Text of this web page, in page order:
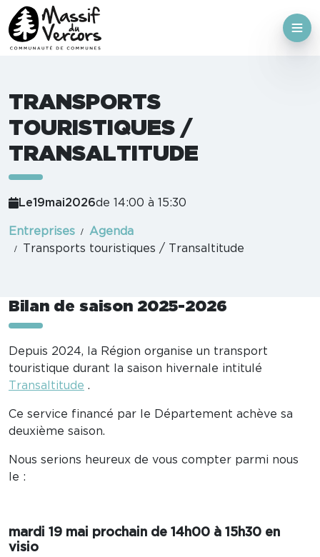
TRANSPORTS
TOURISTIQUES /
TRANSALTITUDE
Le19mai2026de 14:00 à 15:30
Entreprises
Agenda
Transports touristiques / Transaltitude
Bilan de saison 2025-2026
Depuis 2024, la Région organise un transport
touristique durant la saison hivernale intitulé
Transaltitude .
Ce service financé par le Département achève sa
deuxième saison.
Nous serions heureux de vous compter parmi nous
le :
mardi 19 mai prochain de 14h00 à 15h30 en
visio